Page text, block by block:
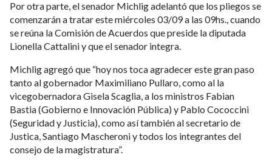
Por otra parte, el senador Michlig adelantó que los pliegos se
comenzarán a tratar este miércoles 03/09 a las 09hs., cuando
se reúna la Comisión de Acuerdos que preside la diputada
Lionella Cattalini y que el senador integra.
Michlig agregó que “hoy nos toca agradecer este gran paso
tanto al gobernador Maximiliano Pullaro, como al la
vicegobernadora Gisela Scaglia, a los ministros Fabian
Bastia (Gobierno e Innovación Pública) y Pablo Cococcini
(Seguridad y Justicia), como así también al secretario de
Justica, Santiago Mascheroni y todos los integrantes del
consejo de la magistratura”.